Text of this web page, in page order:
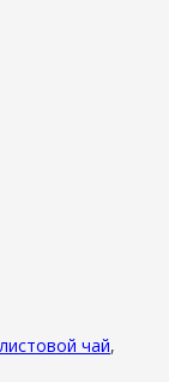
листовой чай,